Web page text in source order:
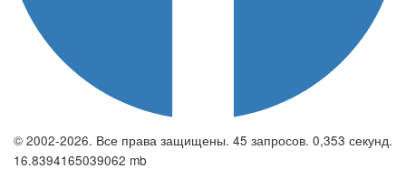
© 2002-2026. Все права защищены. 45 запросов. 0,353 секунд.
16.8394165039062 mb